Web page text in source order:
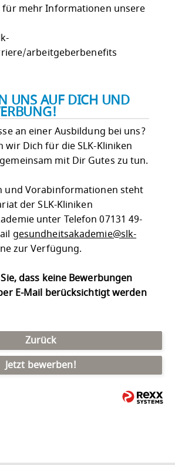
für mehr Informationen unsere
arbeitgeberbenefits
UNS AUF DICH UND
an einer Ausbildung bei uns?
wir Dich für die SLK-Kliniken
mit Dir Gutes zu tun.
und Vorabinformationen steht
der SLK-Kliniken
unter Telefon 07131 49-
gesundheitsakademie@slk-
zur Verfügung.
dass keine Bewerbungen
E-Mail berücksichtigt werden
Zurück
Jetzt bewerben!